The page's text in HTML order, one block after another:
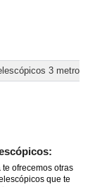
3 metros
te ofrecemos otras
que te